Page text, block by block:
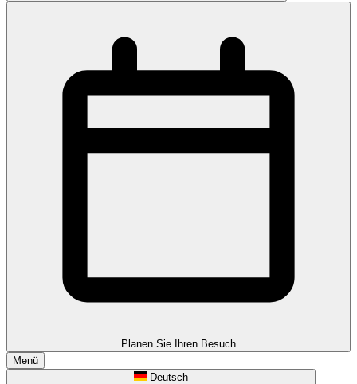
Planen Sie Ihren Besuch
Menü
Deutsch